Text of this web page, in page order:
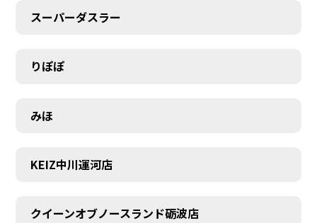
スーパーダスラー
りぽぽ
みほ
KEIZ中川運河店
クイーンオブノースランド砺波店